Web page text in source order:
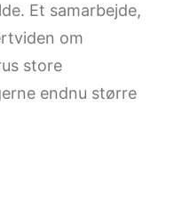
Et samarbejde,
om
store
endnu større